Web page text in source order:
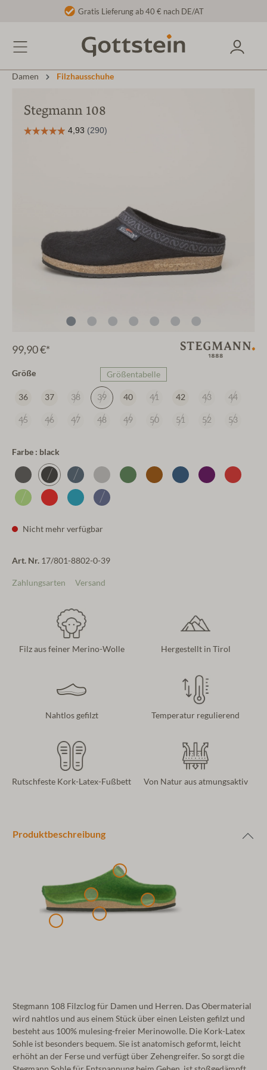
Gratis Lieferung ab 40 € nach DE/AT
Damen Filzhausschuhe
Stegmann 108
99,90 €*
Größe Größentabelle
36 37 38 39 40 41 42 43 44
45 46 47 48 49 50 51 52 53
Farbe : black
Nicht mehr verfügbar
Art. Nr. 17/801-8802-0-39
Zahlungsarten Versand
Filz aus feiner Merino-Wolle Hergestellt in Tirol
Nahtlos gefilzt Temperatur regulierend
Rutschfeste Kork-Latex-Fußbett Von Natur aus atmungsaktiv
Produktbeschreibung
Stegmann 108 Filzclog für Damen und Herren. Das Obermaterial
wird nahtlos und aus einem Stück über einen Leisten gefilzt und
besteht aus 100% mulesing-freier Merinowolle. Die Kork-Latex
Sohle ist besonders bequem. Sie ist anatomisch geformt, leicht
erhöht an der Ferse und verfügt über Zehengreifer. So sorgt die